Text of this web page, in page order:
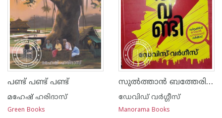
പണ്ട് പണ്ട് പണ്ട്‌
മഹേഷ് ഹരിദാസ്
Green Books
സുൽത്താൻ ബത്തേരിയിലേക്കുള്ള തീവണ്ടി
ഡേവിഡ് വര്‍ഗ്ഗീസ്
Manorama Books